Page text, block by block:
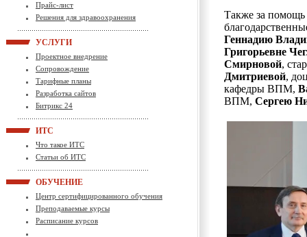
Прайс-лист
Решения для здравоохранения
УСЛУГИ
Проектное внедрение
Сопровождение
Тарифные планы
Разработка сайтов
Битрикс 24
ИТС
Что такое ИТС
Статьи об ИТС
ОБУЧЕНИЕ
Центр сертифицированного обучения
Преподаваемые курсы
Расписание курсов
Также за
Геннадию
Григорьевне
Смирновой,
Дмитриевой,
кафедры ВПМ,
ВПМ, Сергею